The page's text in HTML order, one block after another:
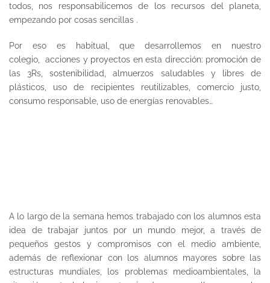
todos, nos responsabilicemos de los recursos del planeta,
empezando por cosas sencillas .
Por eso es habitual, que desarrollemos en nuestro
colegio, acciones y proyectos en esta dirección: promoción de
las 3Rs, sostenibilidad, almuerzos saludables y libres de
plásticos, uso de recipientes reutilizables, comercio justo,
consumo responsable, uso de energías renovables…
A lo largo de la semana hemos trabajado con los alumnos esta
idea de trabajar juntos por un mundo mejor, a través de
pequeños gestos y compromisos con el medio ambiente,
además de reflexionar con los alumnos mayores sobre las
estructuras mundiales, los problemas medioambientales, la